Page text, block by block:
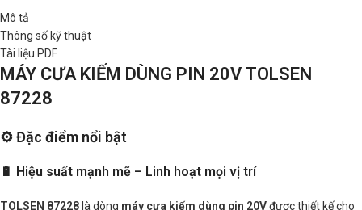
Mô tả
Thông số kỹ thuật
Tài liệu PDF
MÁY CƯA KIẾM DÙNG PIN 20V TOLSEN
87228
⚙️ Đặc điểm nổi bật
🔋 Hiệu suất mạnh mẽ – Linh hoạt mọi vị trí
TOLSEN 87228 là dòng máy cưa kiếm dùng pin 20Vđược thiết kế cho